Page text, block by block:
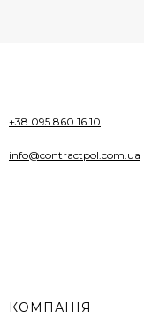
+38 095 860 16 10
info@contractpol.com.ua
КОМПАНІЯ